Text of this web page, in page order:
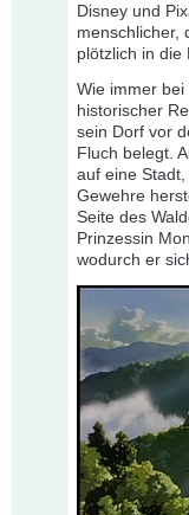
Disney und
menschlicher,
plötzlich in die
Wie immer
historischer
sein Dorf vor
Fluch belegt.
auf eine
Gewehre
Seite des
Prinzessin
wodurch er